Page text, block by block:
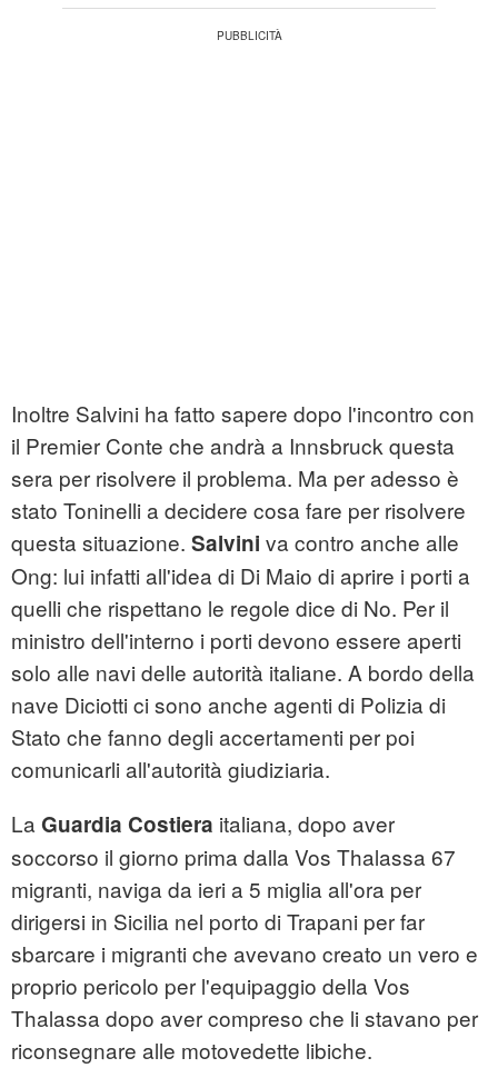
Inoltre Salvini ha fatto sapere dopo l'incontro con
il Premier Conte che andrà a Innsbruck questa
sera per risolvere il problema. Ma per adesso è
stato Toninelli a decidere cosa fare per risolvere
questa situazione. Salvini va contro anche alle
Ong: lui infatti all'idea di Di Maio di aprire i porti a
quelli che rispettano le regole dice di No. Per il
ministro dell'interno i porti devono essere aperti
solo alle navi delle autorità italiane. A bordo della
nave Diciotti ci sono anche agenti di Polizia di
Stato che fanno degli accertamenti per poi
comunicarli all'autorità giudiziaria.
La Guardia Costiera italiana, dopo aver
soccorso il giorno prima dalla Vos Thalassa 67
migranti, naviga da ieri a 5 miglia all'ora per
dirigersi in Sicilia nel porto di Trapani per far
sbarcare i migranti che avevano creato un vero e
proprio pericolo per l'equipaggio della Vos
Thalassa dopo aver compreso che li stavano per
riconsegnare alle motovedette libiche.